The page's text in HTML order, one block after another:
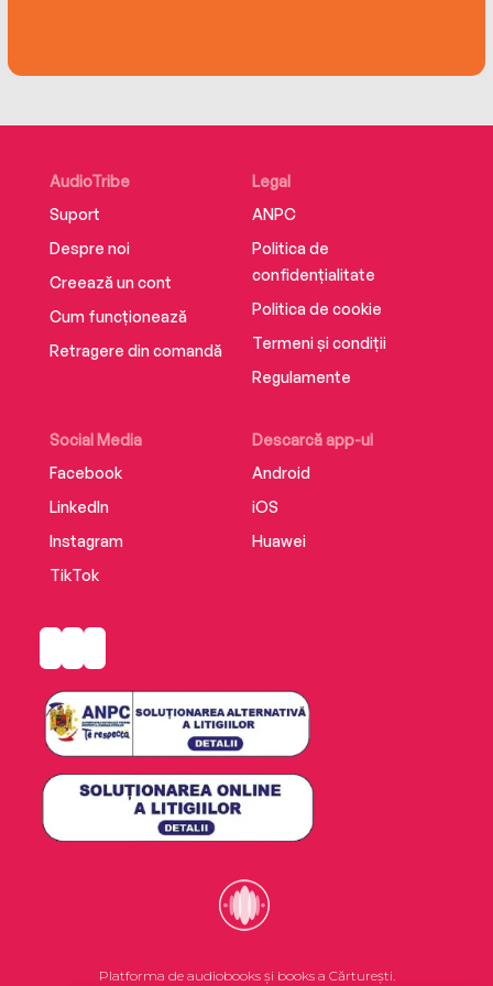
‘Never in my life have I read such a great
AudioTribe
Suport
Despre noi
Creează un cont
Cum funcționează
Retragere din comandă
Social Media
Facebook
LinkedIn
Instagram
TikTok
Descarcă app-ul
Android
iOS
Huawei
Legal
ANPC
Politica de
confidențialitate
Politica de cookie
Termeni și condiții
Regulamente
Platforma de audiobooks și books a Cărturești.